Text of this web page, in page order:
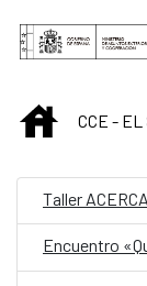
Saltar al
INICIOCCE - EL
Encuentro